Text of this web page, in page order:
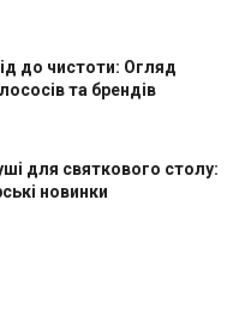
до чистоти: Огляд
та брендів
для святкового столу:
новинки